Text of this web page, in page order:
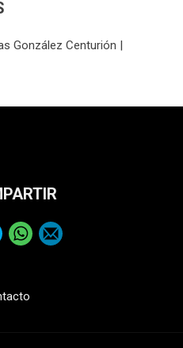
González Centurión |